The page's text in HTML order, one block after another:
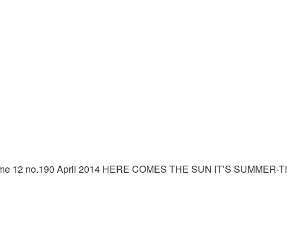
12 no.190 April 2014 HERE COMES THE SUN IT’S